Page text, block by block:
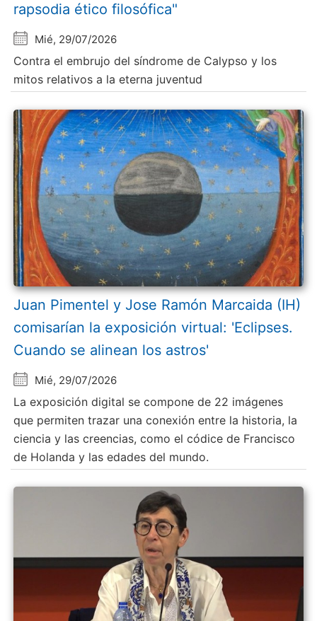
rapsodia ético filosófica"
Mié, 29/07/2026
Contra el embrujo del síndrome de Calypso y los
mitos relativos a la eterna juventud
Juan Pimentel y Jose Ramón Marcaida (IH)
comisarían la exposición virtual: 'Eclipses.
Cuando se alinean los astros'
Mié, 29/07/2026
La exposición digital se compone de 22 imágenes
que permiten trazar una conexión entre la historia, la
ciencia y las creencias, como el códice de Francisco
de Holanda y las edades del mundo.